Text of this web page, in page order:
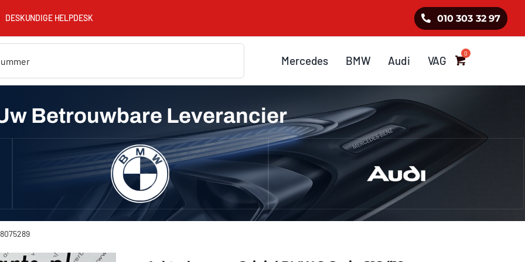
DESKUNDIGE HELPDESK 010 303 32 97
Mercedes BMW Audi VAG
Betrouwbare Leverancier